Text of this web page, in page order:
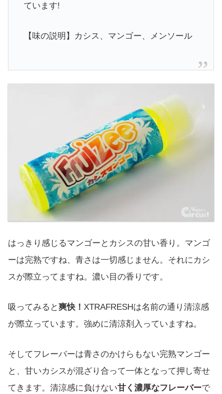
ています!
【味の説明】カシス、マンゴー、メンソール
はっきり感じるマンゴーとカシスの甘い香り。マンゴ
ーは完熟ですね、青さは一切感じません。それにカシ
スが際立ってますね。濃い目の香りです。
吸ってみると爽快！ XTRAFRESHは名前の通り清涼感
が際立っています。強めに清涼剤入っていますね。
そしてフレーバーは青さのかけらもない完熟マンゴー
と、甘いカシスが混ざり合って一体となって押し寄せ
てきます。清涼感に負けない甘く濃厚なフレーバーで